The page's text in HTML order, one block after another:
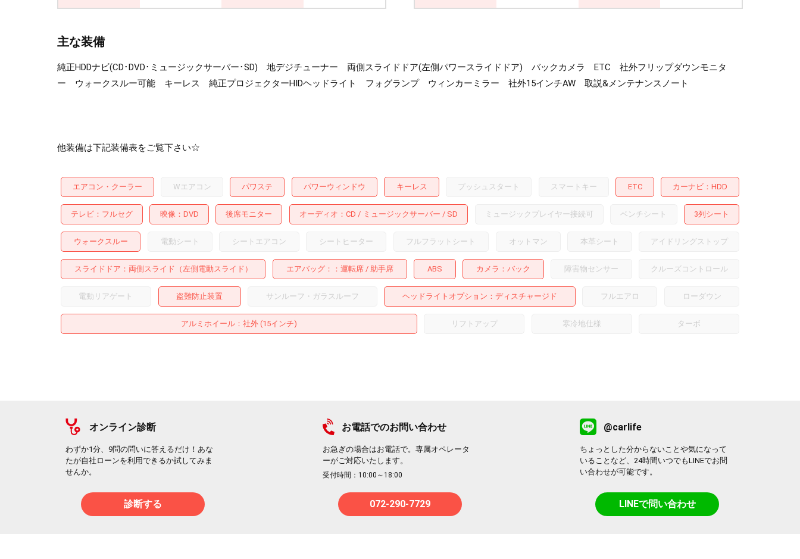
主な装備
純正HDDナビ(CD･DVD･ミュージックサーバー･SD) 地デジチューナー 両側スライドドア(左側パワースライドドア) バックカメラ ETC 社外フリップダウンモニタ
ー ウォークスルー可能 キーレス 純正プロジェクターHIDヘッドライト フォグランプ ウィンカーミラー 社外15インチAW 取説&メンテナンスノート
他装備は下記装備表をご覧下さい☆
エアコン・クーラー Wエアコン パワステ パワーウィンドウ キーレス プッシュスタート スマートキー ETC カーナビ HDD
テレビ フルセグ 映像 DVD 後席モニター オーディオ CD ミュージックサーバー SD ミュージックプレイヤー接続可 ベンチシート 3列シート
ウォークスルー 電動シート シートエアコン シートヒーター フルフラットシート オットマン 本革シート アイドリングストップ
スライドドア 両側スライド（左側電動スライド） エアバッグ： 運転席 助手席 ABS カメラ バック 障害物センサー クルーズコントロール
電動リアゲート 盗難防止装置 サンルーフ・ガラスルーフ ヘッドライトオプション ディスチャージド フルエアロ ローダウン
アルミホイール：社外 (15インチ) リフトアップ 寒冷地仕様 ターボ
オンライン診断
わずか1分、9問の問いに答えるだけ！あな
たが自社ローンを利用できるか試してみま
せんか。
診断する
お電話でのお問い合わせ
お急ぎの場合はお電話で。専属オペレータ
ーがご対応いたします。
受付時間：10:00～18:00
072-290-7729
@carlife
ちょっとした分からないことや気になって
いることなど、24時間いつでもLINEでお問
い合わせが可能です。
LINEで問い合わせ